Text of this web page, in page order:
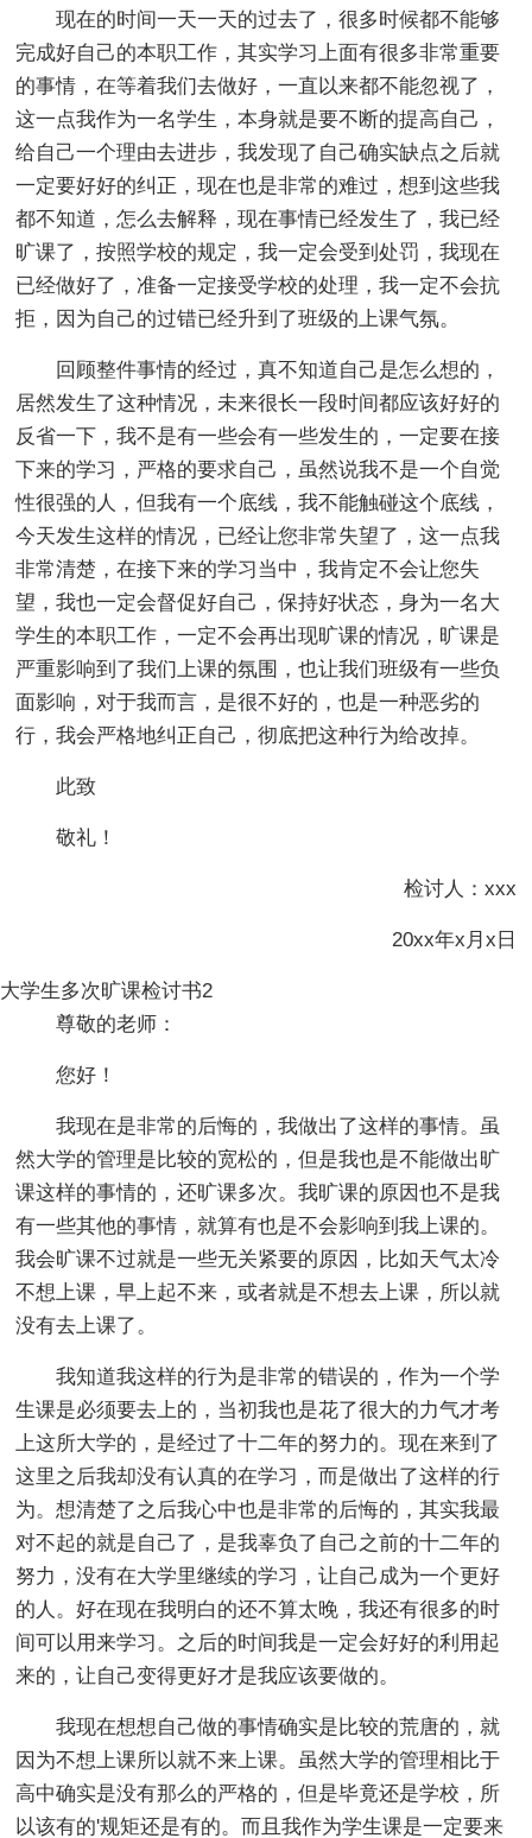
现在的时间一天一天的过去了，很多时候都不能够
完成好自己的本职工作，其实学习上面有很多非常重要
的事情，在等着我们去做好，一直以来都不能忽视了，
这一点我作为一名学生，本身就是要不断的提高自己，
给自己一个理由去进步，我发现了自己确实缺点之后就
一定要好好的纠正，现在也是非常的难过，想到这些我
都不知道，怎么去解释，现在事情已经发生了，我已经
旷课了，按照学校的规定，我一定会受到处罚，我现在
已经做好了，准备一定接受学校的处理，我一定不会抗
拒，因为自己的过错已经升到了班级的上课气氛。
回顾整件事情的经过，真不知道自己是怎么想的，
居然发生了这种情况，未来很长一段时间都应该好好的
反省一下，我不是有一些会有一些发生的，一定要在接
下来的学习，严格的要求自己，虽然说我不是一个自觉
性很强的人，但我有一个底线，我不能触碰这个底线，
今天发生这样的情况，已经让您非常失望了，这一点我
非常清楚，在接下来的学习当中，我肯定不会让您失
望，我也一定会督促好自己，保持好状态，身为一名大
学生的本职工作，一定不会再出现旷课的情况，旷课是
严重影响到了我们上课的氛围，也让我们班级有一些负
面影响，对于我而言，是很不好的，也是一种恶劣的
行，我会严格地纠正自己，彻底把这种行为给改掉。
此致
敬礼！
检讨人：xxx
20xx年x月x日
大学生多次旷课检讨书2
尊敬的老师：
您好！
我现在是非常的后悔的，我做出了这样的事情。虽
然大学的管理是比较的宽松的，但是我也是不能做出旷
课这样的事情的，还旷课多次。我旷课的原因也不是我
有一些其他的事情，就算有也是不会影响到我上课的。
我会旷课不过就是一些无关紧要的原因，比如天气太冷
不想上课，早上起不来，或者就是不想去上课，所以就
没有去上课了。
我知道我这样的行为是非常的错误的，作为一个学
生课是必须要去上的，当初我也是花了很大的力气才考
上这所大学的，是经过了十二年的努力的。现在来到了
这里之后我却没有认真的在学习，而是做出了这样的行
为。想清楚了之后我心中也是非常的后悔的，其实我最
对不起的就是自己了，是我辜负了自己之前的十二年的
努力，没有在大学里继续的学习，让自己成为一个更好
的人。好在现在我明白的还不算太晚，我还有很多的时
间可以用来学习。之后的时间我是一定会好好的利用起
来的，让自己变得更好才是我应该要做的。
我现在想想自己做的事情确实是比较的荒唐的，就
因为不想上课所以就不来上课。虽然大学的管理相比于
高中确实是没有那么的严格的，但是毕竟还是学校，所
以该有的'规矩还是有的。而且我作为学生课是一定要来